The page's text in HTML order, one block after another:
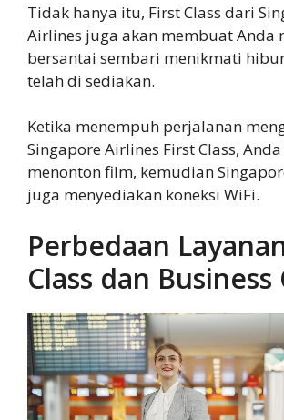
Tidak hanya itu, First Class dari
Airlines juga akan membuat Anda
bersantai sembari menikmati
telah di sediakan.
Ketika menempuh perjalanan
Singapore Airlines First Class,
menonton film, kemudian
juga menyediakan koneksi WiFi.
Perbedaan
Class dan Business